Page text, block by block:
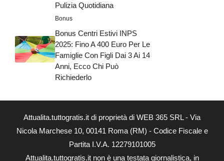
Pulizia Quotidiana
Bonus
Bonus Centri Estivi INPS
2025: Fino A 400 Euro Per Le
Famiglie Con Figli Dai 3 Ai 14
Anni, Ecco Chi Può
Richiederlo
Attualita.tuttogratis.it di proprietà di WEB 365 SRL - Via
Nicola Marchese 10, 00141 Roma (RM) - Codice Fiscale e
Partita I.V.A. 12279101005
Attualita.tuttogratis.it non è una testata giornalistica, in